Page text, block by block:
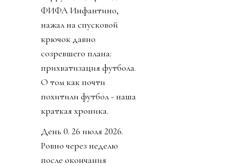
ФИФА Инфантино,
нажал на спусковой
крючок давно
созревшего плана:
прихватизация футбола.
О том как почти
похитили футбол - наша
краткая хроника.
День 0. 26 июля 2026.
Ровно через неделю
после окончания